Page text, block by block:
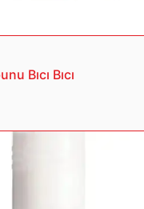
Bıcı Bıcı